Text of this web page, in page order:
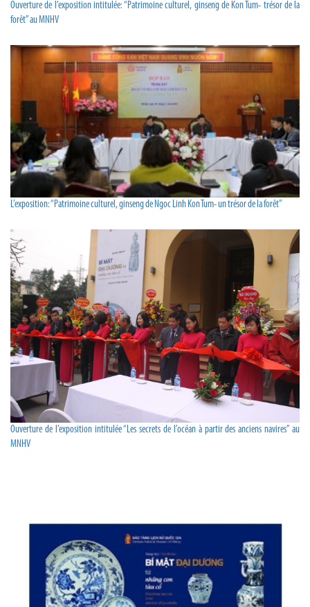
Ouverture de l’exposition intitulée: “Patrimoine culturel, ginseng de Kon Tum- trésor de la
forêt” au MNHV
L’exposition: “Patrimoine culturel, ginseng de Ngoc Linh Kon Tum- un trésor de la forêt”
Ouverture de l’exposition intitulée “Les secrets de l’océan à partir des anciens navires” au
MNHV